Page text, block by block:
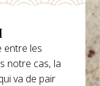
entre les
notre cas, la
va de pair